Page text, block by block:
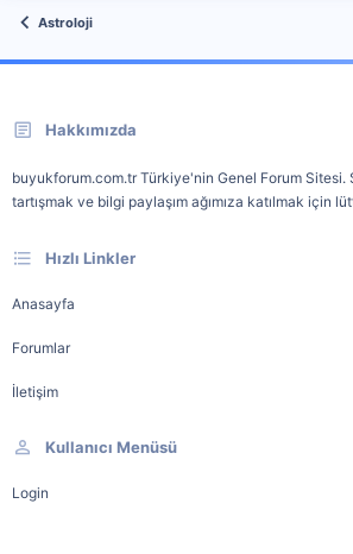
Astroloji
Hakkımızda
buyukforum.com.tr Türkiye'nin Genel Forum Sitesi.
tartışmak ve bilgi paylaşım ağımıza katılmak için
Hızlı Linkler
Anasayfa
Forumlar
İletişim
Kullanıcı Menüsü
Login